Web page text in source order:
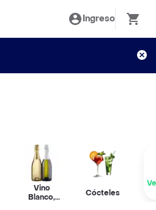
Ingreso
Vino
Blanco,
Cócteles